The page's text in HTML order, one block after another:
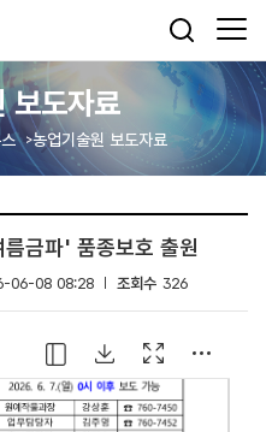
보도자료
농업기술원 보도자료
금파' 품종보호 출원
06-08 08:28 조회수 326